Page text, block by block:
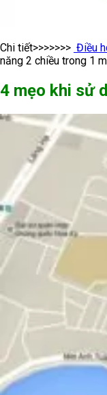
Chi tiết>>>>>>> Điều
năng 2 chiều trong 1
4 mẹo khi sử